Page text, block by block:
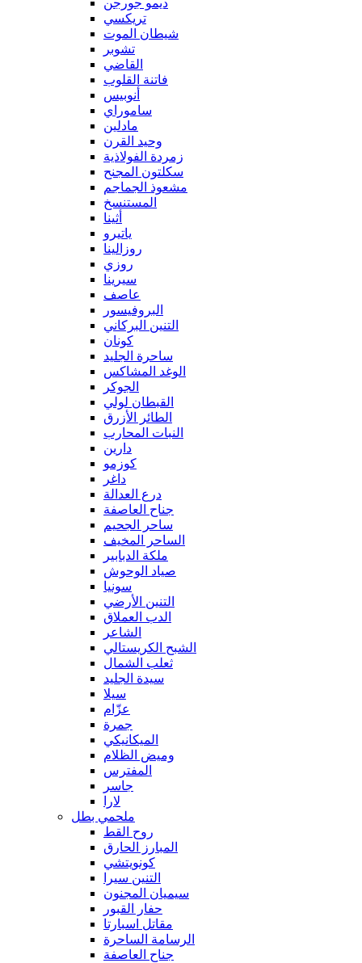
ديمو جورجن
تريكسي
شيطان الموت
تشوبر
القاضي
فاتنة القلوب
أنوبيس
ساموراي
مادلين
وحيد القرن
زمردة الفولاذية
سكلتون المجنح
مشعوذ الجماجم
المستنسخ
أثينا
ياتيرو
روزالينا
روزي
سيرينا
عاصف
البروفيسور
التنين البركاني
كونان
ساحرة الجليد
الوغد المشاكس
الجوكر
القبطان لولي
الطائر الأزرق
النبات المحارب
دارين
كوزمو
داغر
درع العدالة
جناح العاصفة
ساحر الجحيم
الساحر المخيف
ملكة الدبابير
صياد الوحوش
سونيا
التنين الأرضي
الدب العملاق
الشاعر
الشبح الكريستالي
ثعلب الشمال
سيدة الجليد
سيلا
عزّام
جمرة
الميكانيكي
وميض الظلام
المفترس
جاسر
لارا
ملحمي بطل
روح القط
المبارز الحارق
كونويتشي
التنين سيرا
سيميان المجنون
حفار القبور
مقاتل اسبارتا
الرسامة الساحرة
جناح العاصفة